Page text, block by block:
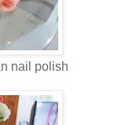
nail polish